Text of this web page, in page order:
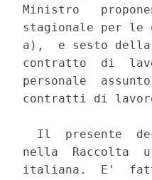
Ministro
stagionale per
a),  e sesto
contratto  di
personale
contratti di
Il  presente
nella  Raccolta
italiana.  E'